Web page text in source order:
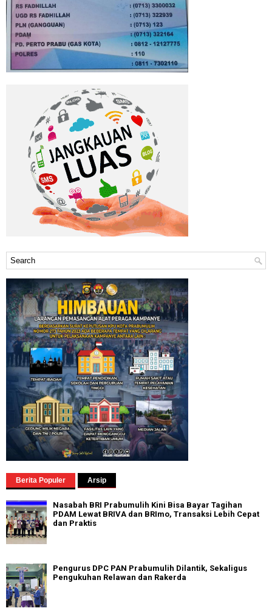
Berita Populer Arsip
Nasabah BRI Prabumulih Kini Bisa Bayar Tagihan
PDAM Lewat BRIVA dan BRImo, Transaksi Lebih Cepat
dan Praktis
Pengurus DPC PAN Prabumulih Dilantik, Sekaligus
Pengukuhan Relawan dan Rakerda